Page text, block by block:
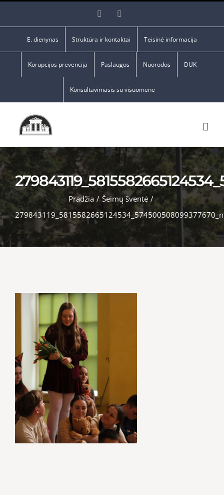
Facebook
E. dienynas Struktūra ir kontaktai Teisinė informacija
Korupcijos prevencija Paslaugos Nuorodos DUK
Konsultavimasis su visuomene
Pradžia / Šeimų šventė /
279843119_5815582665124534_574500508099377670_n